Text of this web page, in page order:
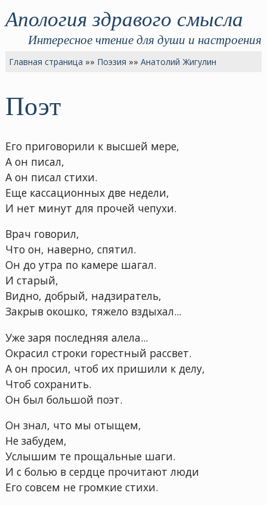
Апология здравого смысла
Интересное чтение для души и настроения
Главная страница »» Поэзия »»Анатолий Жигулин
Поэт
Его приговорили к высшей мере,
А он писал,
А он писал стихи.
Еще кассационных две недели,
И нет минут для прочей чепухи.
Врач говорил,
Что он, наверно, спятил.
Он до утра по камере шагал.
И старый,
Видно, добрый, надзиратель,
Закрыв окошко, тяжело вздыхал...
Уже заря последняя алела...
Окрасил строки горестный рассвет.
А он просил, чтоб их пришили к делу,
Чтоб сохранить.
Он был большой поэт.
Он знал, что мы отыщем,
Не забудем,
Услышим те прощальные шаги.
И с болью в сердце прочитают люди
Его совсем не громкие стихи.